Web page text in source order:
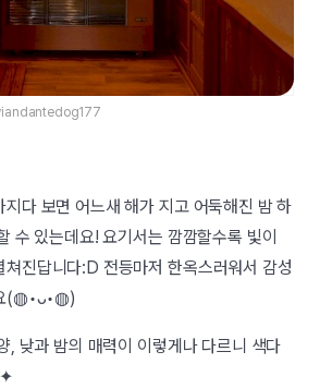
다 보면 어느새 해가 지고 어둑해진 밤 하
수 있는데요! 요기서는 깜깜할수록 빛이
쳐진답니다:D 전등마저 한옥스러워서 감성
(◍•ᴗ•◍)
, 낮과 밤의 매력이 이렇게나 다르니 색다